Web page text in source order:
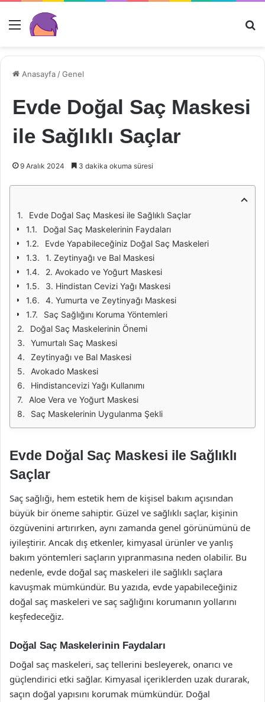
Menü
Anasayfa /Genel
Evde Doğal Saç Maskesi
ile Sağlıklı Saçlar
9 Aralık 2024 3 dakika okuma süresi
Evde Doğal Saç Maskesi ile Sağlıklı Saçlar
Doğal Saç Maskelerinin Faydaları
Evde Yapabileceğiniz Doğal Saç Maskeleri
1. Zeytinyağı ve Bal Maskesi
2. Avokado ve Yoğurt Maskesi
3. Hindistan Cevizi Yağı Maskesi
4. Yumurta ve Zeytinyağı Maskesi
Saç Sağlığını Koruma Yöntemleri
Doğal Saç Maskelerinin Önemi
Yumurtalı Saç Maskesi
Zeytinyağı ve Bal Maskesi
Avokado Maskesi
Hindistancevizi Yağı Kullanımı
Aloe Vera ve Yoğurt Maskesi
Saç Maskelerinin Uygulanma Şekli
Evde Doğal Saç Maskesi ile Sağlıklı
Saçlar
Saç sağlığı, hem estetik hem de kişisel bakım açısından
büyük bir öneme sahiptir. Güzel ve sağlıklı saçlar, kişinin
özgüvenini artırırken, aynı zamanda genel görünümünü de
iyileştirir. Ancak dış etkenler, kimyasal ürünler ve yanlış
bakım yöntemleri saçların yıpranmasına neden olabilir. Bu
nedenle, evde doğal saç maskeleri ile sağlıklı saçlara
kavuşmak mümkündür. Bu yazıda, evde yapabileceğiniz
doğal saç maskeleri ve saç sağlığını korumanın yollarını
keşfedeceğiz.
Doğal Saç Maskelerinin Faydaları
Doğal saç maskeleri, saç tellerini besleyerek, onarıcı ve
güçlendirici etki sağlar. Kimyasal içeriklerden uzak durarak,
saçın doğal yapısını korumak mümkündür. Doğal